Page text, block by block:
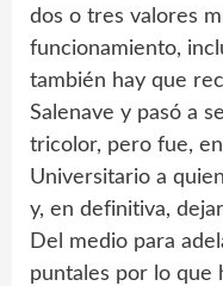
dos o tres valores
funcionamiento,
también hay que
Salenave y pasó a
tricolor, pero fue,
Universitario a
y, en definitiva,
Del medio para
puntales por lo que